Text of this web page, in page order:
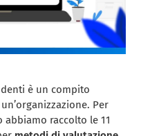
è un compito
Per
raccolto le 11